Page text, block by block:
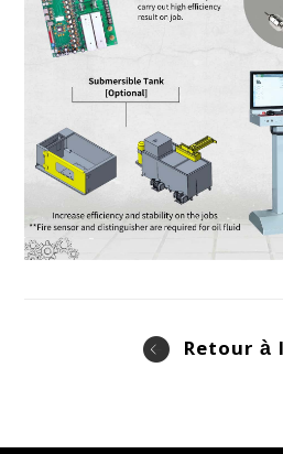
Retour à